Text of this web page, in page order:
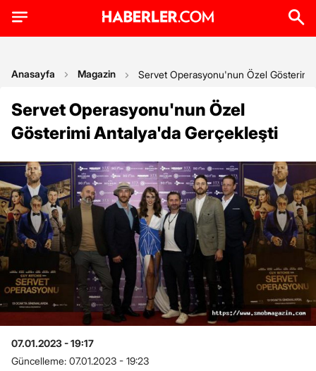
Anasayfa Magazin Servet Operasyonu'nun Özel Gösterimi
Servet Operasyonu'nun Özel
Gösterimi Antalya'da Gerçekleşti
07.01.2023 - 19:17
Güncelleme: 07.01.2023 - 19:23